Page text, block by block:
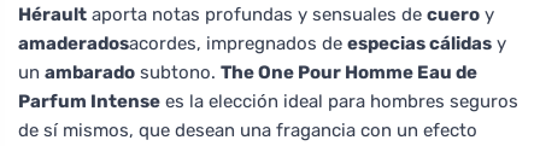
Hérault aporta notas profundas y sensuales de cuero y
amaderadosacordes, impregnados de especias cálidas y
un ambarado subtono. The One Pour Homme Eau de
Parfum Intense es la elección ideal para hombres seguros
de sí mismos, que desean una fragancia con un efecto